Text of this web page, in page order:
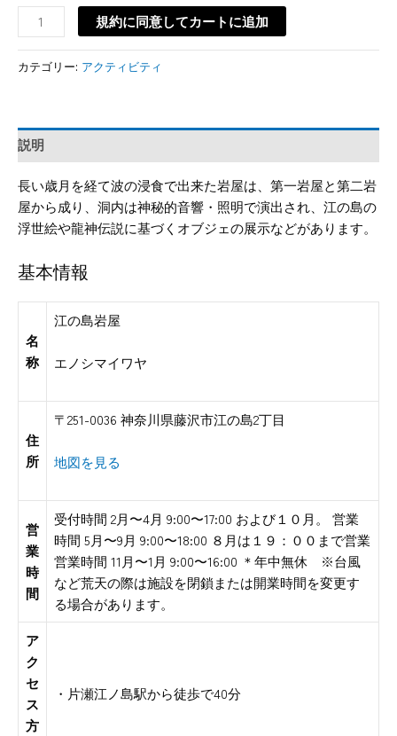
規約に同意してカートに追加
カテゴリー: アクティビティ
説明
長い歳月を経て波の浸食で出来た岩屋は、第一岩屋と第二岩
屋から成り、洞内は神秘的音響・照明で演出され、江の島の
浮世絵や龍神伝説に基づくオブジェの展示などがあります。
基本情報
名
称
江の島岩屋
エノシマイワヤ
住
所
〒251-0036 神奈川県藤沢市江の島2丁目
地図を見る
営
業
時
間
受付時間 2月〜4月 9:00〜17:00 および１０月。 営業
時間 5月〜9月 9:00〜18:00 ８月は１９：００まで営業
営業時間 11月〜1月 9:00〜16:00 ＊年中無休 ※台風
など荒天の際は施設を閉鎖または開業時間を変更す
る場合があります。
ア
ク
セ
ス
方
・片瀬江ノ島駅から徒歩で40分